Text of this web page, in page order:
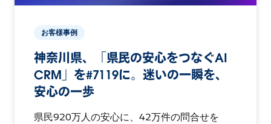
お客様事例
神奈川県、「県民の安心をつなぐAI
CRM」を#7119に。迷いの一瞬を、
安心の一歩
県民920万人の安心に、42万件の問合せを